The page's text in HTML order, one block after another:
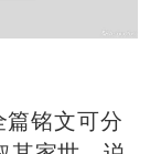
铭文可分